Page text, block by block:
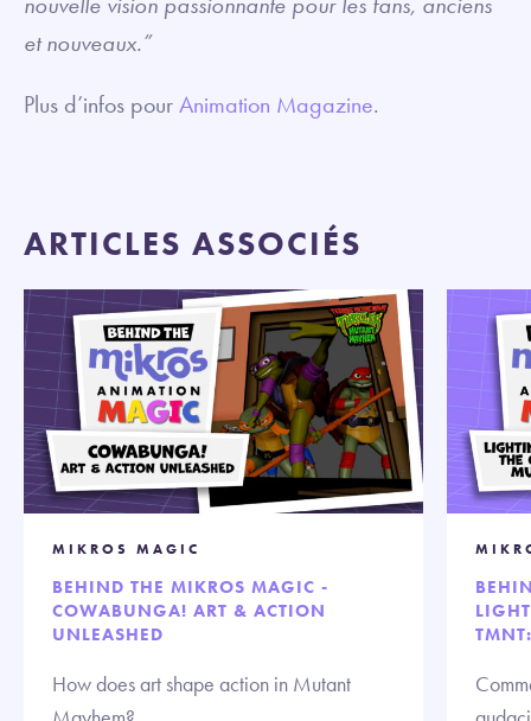
et nouveaux.”
Plus d’infos pourAnimation Magazine.
ARTICLES ASSOCIÉS
MIKROS MAGIC
BEHIND THE MIKROS MAGIC -
COWABUNGA! ART & ACTION
UNLEASHED
How does art shape action in Mutant